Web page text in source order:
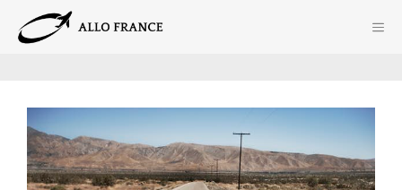
contenu